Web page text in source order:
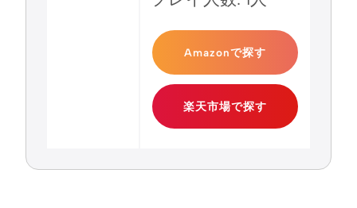
Amazonで探す
楽天市場で探す